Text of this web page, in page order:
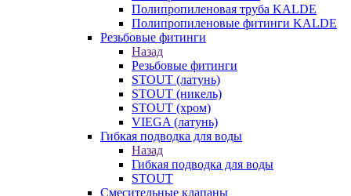
Полипропиленовая труба KALDE
Полипропиленовые фитинги KALDE
Резьбовые фитинги
Назад
Резьбовые фитинги
STOUT (латунь)
STOUT (никель)
STOUT (хром)
VIEGA (латунь)
Гибкая подводка для воды
Назад
Гибкая подводка для воды
STOUT
Смесительные клапаны